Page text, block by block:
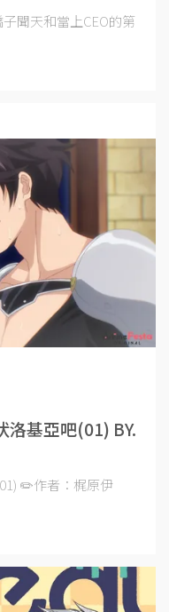
聞天和當上CEO的第
洛基亞吧(01) BY.
✏️作者：梶原伊